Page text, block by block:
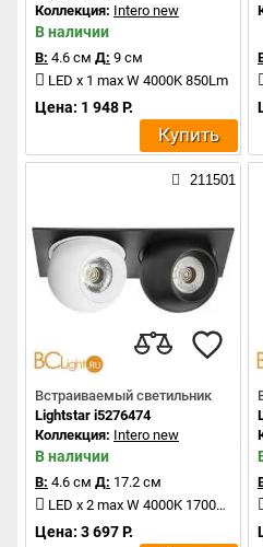
Коллекция: Intero new
В наличии
В: 4.6 см Д: 9 см
LED x 1 max W 4000K 850Lm
Цена: 1 948 Р.
Купить
211501
Встраиваемый светильник
Lightstar i5276474
Коллекция: Intero new
В наличии
В: 4.6 см Д: 17.2 см
LED x 2 max W 4000K 1700Lm
Цена: 3 697 Р.